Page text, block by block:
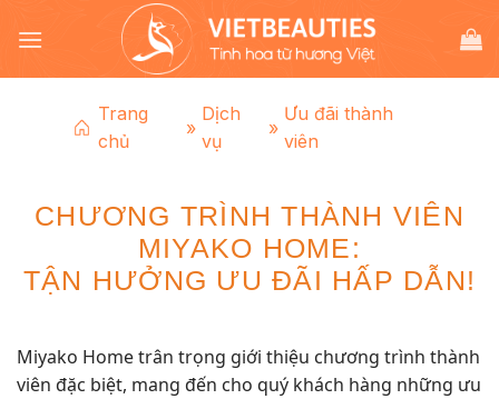
đến
Trang
chủ
»
Dịch
vụ
»
Ưu đãi thành
viên
CHƯƠNG TRÌNH THÀNH VIÊN
MIYAKO HOME:
TẬN HƯỞNG ƯU ĐÃI HẤP DẪN!
Miyako Home trân trọng giới thiệu chương trình thành
viên đặc biệt, mang đến cho quý khách hàng những ưu